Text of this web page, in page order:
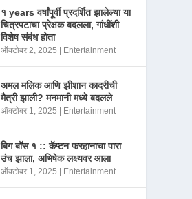
१ years वर्षांपूर्वी प्रदर्शित झालेल्या या
चित्रपटाचा प्रेक्षक बदलला, गांधींशी
विशेष संबंध होता
ऑक्टोबर 2, 2025 Entertainment
अमल मलिक आणि झीशान कादरीची
मैत्री झाली? मनमानी मध्ये बदलले
ऑक्टोबर 1, 2025 Entertainment
बिग बॉस १ :: कॅप्टन फरहानाचा पारा
उंच झाला, अभिषेक लक्ष्यवर आला
ऑक्टोबर 1, 2025 Entertainment